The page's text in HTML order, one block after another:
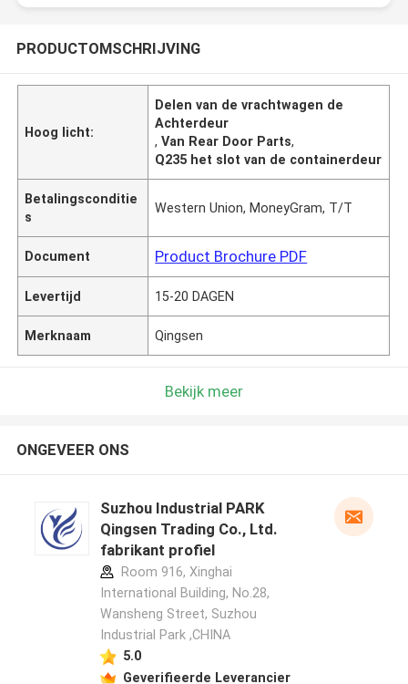
PRODUCTOMSCHRIJVING
Hoog licht:
Delen van de vrachtwagen de
Achterdeur
,Van Rear Door Parts,
Q235 het slot van de containerdeur
Betalingsconditie
s
Western Union, MoneyGram, T/T
Document Product Brochure PDF
Levertijd 15-20 DAGEN
Merknaam Qingsen
Bekijk meer
ONGEVEER ONS
Suzhou Industrial PARK
Qingsen Trading Co., Ltd.
fabrikant profiel
Room 916, Xinghai
International Building, No.28,
Wansheng Street, Suzhou
Industrial Park ,CHINA
5.0
Geverifieerde Leverancier